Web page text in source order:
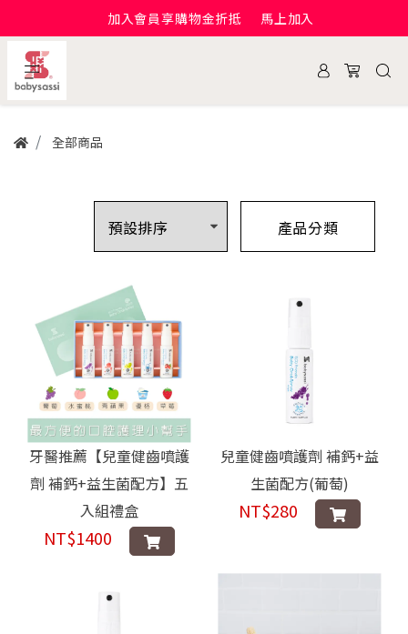
加入會員享購物金折抵 馬上加入
全部商品
產品分類
牙醫推薦【兒童健齒噴護
劑 補鈣+益生菌配方】五
入組禮盒
NT$1400
兒童健齒噴護劑 補鈣+益
生菌配方(葡萄)
NT$280